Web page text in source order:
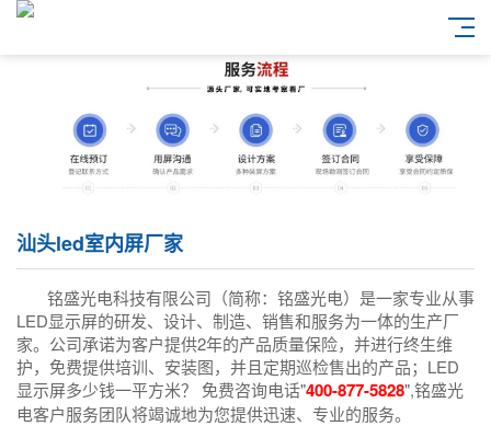
汕头led室内屏厂家
铭盛光电科技有限公司（简称：铭盛光电）是一家专业从事
LED显示屏的研发、设计、制造、销售和服务为一体的生产厂
家。公司承诺为客户提供2年的产品质量保险，并进行终生维
护，免费提供培训、安装图，并且定期巡检售出的产品；LED
显示屏多少钱一平方米？ 免费咨询电话"400-877-5828",铭盛光
电客户服务团队将竭诚地为您提供迅速、专业的服务。